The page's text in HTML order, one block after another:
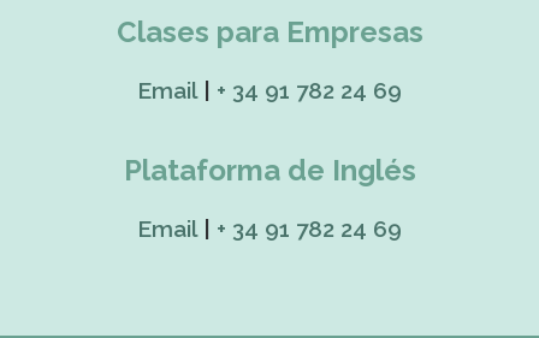
Clases para Empresas
Email| + 34 91 782 24 69
Plataforma de Inglés
Email| + 34 91 782 24 69